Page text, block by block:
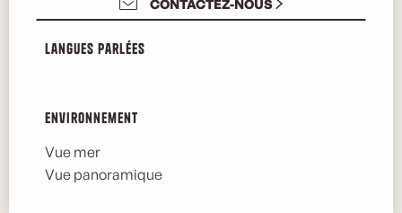
CONTACTEZ-NOUS
Langues parlées
Langues parlées
Environnement
Environnement
Vue mer
Vue panoramique